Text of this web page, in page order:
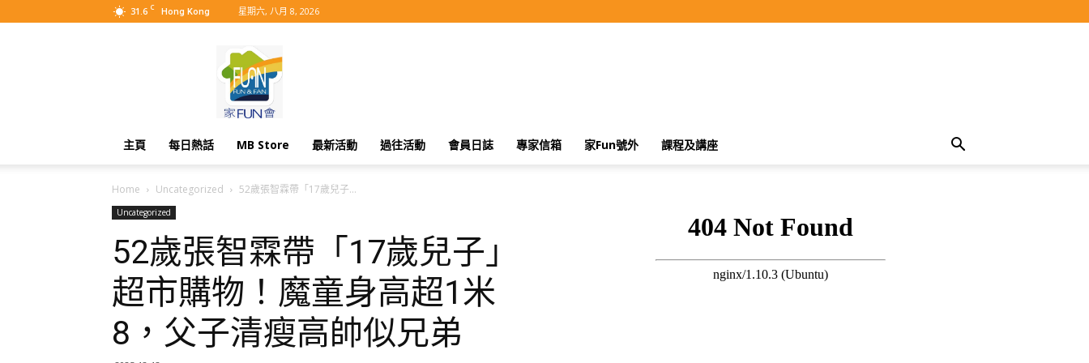
31.6 C Hong Kong 星期六, 八月 8, 2026
主頁 每日熱話 MB Store 最新活動 過往活動 會員日誌 專家信箱 家Fun號外 課程及講座
Home Uncategorized 52歲張智霖帶「17歲兒子...
Uncategorized
52歲張智霖帶「17歲兒子」
超市購物！魔童身高超1米
8，父子清瘦高帥似兄弟